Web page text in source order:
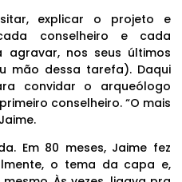
explicar o projeto e
conselheiro e cada
nos seus últimos
mão dessa tarefa). Daqui
convidar o arqueólogo
conselheiro. “O mais
Em 80 meses, Jaime fez
o tema da capa e,